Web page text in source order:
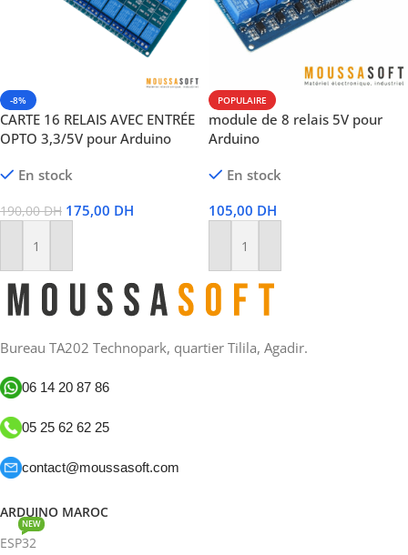
-8%
CARTE 16 RELAIS AVEC ENTRÉE
OPTO 3,3/5V pour Arduino
En stock
190,00DH 175,00 DH
Ajouter Au Panier
POPULAIRE
module de 8 relais 5V pour
Arduino
En stock
105,00 DH
Ajouter Au Panier
Bureau TA202 Technopark, quartier Tilila, Agadir.
06 14 20 87 86
05 25 62 62 25
contact@moussasoft.com
ARDUINO MAROC
ESP32
NEW